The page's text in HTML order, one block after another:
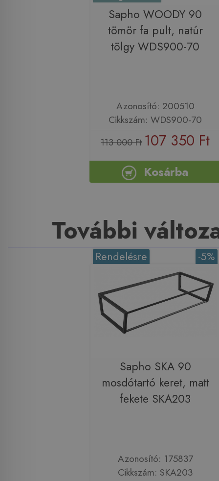
Sapho WOODY 90
tömör fa pult, natúr
tölgy WDS900-70
Azonosító: 200510
Cikkszám: WDS900-70
113 000 Ft 107 350 Ft
Kosárba
További
-5%
Rendelésre
Sapho SKA 90
mosdótartó keret, matt
fekete SKA203
Azonosító: 175837
Cikkszám: SKA203